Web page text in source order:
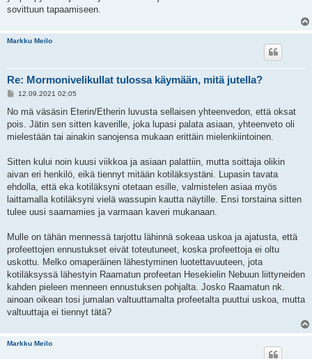
sovittuun tapaamiseen.
Markku Meilo
Re: Mormonivelikullat tulossa käymään, mitä jutella?
V
e
t
i
12.09.2021 02:05
No mä väsäsin Eterin/Etherin luvusta sellaisen yhteenvedon, että oksat
pois. Jätin sen sitten kaverille, joka lupasi palata asiaan, yhteenveto oli
mielestään tai ainakin sanojensa mukaan erittäin mielenkiintoinen.
Sitten kului noin kuusi viikkoa ja asiaan palattiin, mutta soittaja olikin
aivan eri henkilö, eikä tiennyt mitään kotiläksystäni. Lupasin tavata
ehdolla, että eka kotiläksyni otetaan esille, valmistelen asiaa myös
laittamalla kotiläksyni vielä wassupin kautta näytille. Ensi torstaina sitten
tulee uusi saarnamies ja varmaan kaveri mukanaan.
Mulle on tähän mennessä tarjottu lähinnä sokeaa uskoa ja ajatusta, että
profeettojen ennustukset eivät toteutuneet, koska profeettoja ei oltu
uskottu. Melko omaperäinen lähestyminen luotettavuuteen, jota
kotiläksyssä lähestyin Raamatun profeetan Hesekielin Nebuun liittyneiden
kahden pieleen menneen ennustuksen pohjalta. Josko Raamatun nk.
ainoan oikean tosi jumalan valtuuttamalta profeetalta puuttui uskoa, mutta
valtuuttaja ei tiennyt tätä?
Markku Meilo